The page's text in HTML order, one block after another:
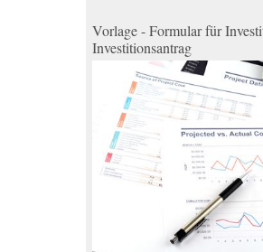
Vorlage - Formular für
Investitionsantrag